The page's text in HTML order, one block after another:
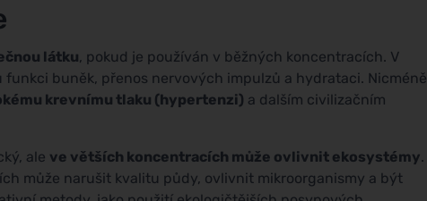
látku, pokud je používán v běžných koncentracích. V
buněk, přenos nervových impulzů a hydrataci. Nicméně
krevnímu tlaku (hypertenzi) a dalším civilizačním
ale ve větších koncentracích může ovlivnit ekosystémy.
může narušit kvalitu půdy, ovlivnit mikroorganismy a být